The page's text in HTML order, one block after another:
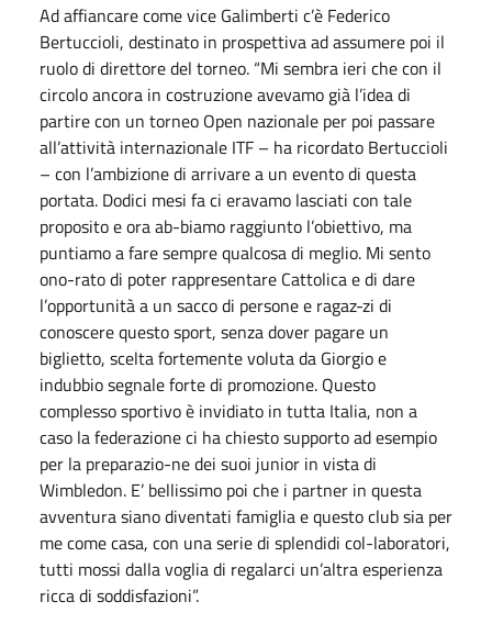
Ad affiancare come vice Galimberti c’è Federico
Bertuccioli, destinato in prospettiva ad assumere poi il
ruolo di direttore del torneo. “Mi sembra ieri che con il
circolo ancora in costruzione avevamo già l’idea di
partire con un torneo Open nazionale per poi passare
all’attività internazionale ITF – ha ricordato Bertuccioli
– con l’ambizione di arrivare a un evento di questa
portata. Dodici mesi fa ci eravamo lasciati con tale
proposito e ora ab-biamo raggiunto l’obiettivo, ma
puntiamo a fare sempre qualcosa di meglio. Mi sento
ono-rato di poter rappresentare Cattolica e di dare
l’opportunità a un sacco di persone e ragaz-zi di
conoscere questo sport, senza dover pagare un
biglietto, scelta fortemente voluta da Giorgio e
indubbio segnale forte di promozione. Questo
complesso sportivo è invidiato in tutta Italia, non a
caso la federazione ci ha chiesto supporto ad esempio
per la preparazio-ne dei suoi junior in vista di
Wimbledon. E’ bellissimo poi che i partner in questa
avventura siano diventati famiglia e questo club sia per
me come casa, con una serie di splendidi col-laboratori,
tutti mossi dalla voglia di regalarci un’altra esperienza
ricca di soddisfazioni”.